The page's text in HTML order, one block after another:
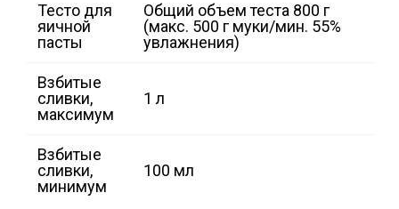
Тесто для
яичной
пасты
Общий объем теста 800 г
(макс. 500 г муки/мин. 55%
увлажнения)
Взбитые
сливки,
максимум
1 л
Взбитые
сливки,
минимум
100 мл